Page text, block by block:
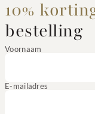
10%
bestelling
Voornaam
E-mailadres